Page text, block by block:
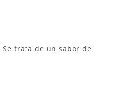
Se trata de un sabor de